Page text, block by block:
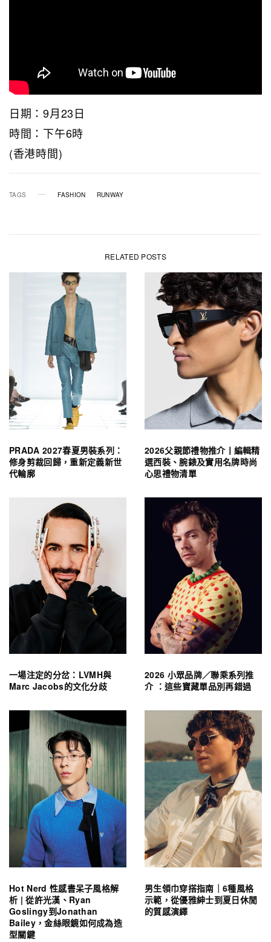
日期：9月23日
時間：下午6時
(香港時間)
TAGS FASHION RUNWAY
RELATED POSTS
PRADA 2027春夏男裝系列：
修身剪裁回歸，重新定義新世
代輪廓
2026父親節禮物推介丨編輯精
選西裝、腕錶及實用名牌時尚
心思禮物清單
一場注定的分岔：LVMH與
Marc Jacobs的文化分歧
2026 小眾品牌／聯乘系列推
介 ：這些寶藏單品別再錯過
Hot Nerd 性感書呆子風格解
析 | 從許光漢、Ryan
Goslingy到Jonathan
Bailey，金絲眼鏡如何成為造
型關鍵
男生領巾穿搭指南｜6種風格
示範，從優雅紳士到夏日休閒
的質感演繹